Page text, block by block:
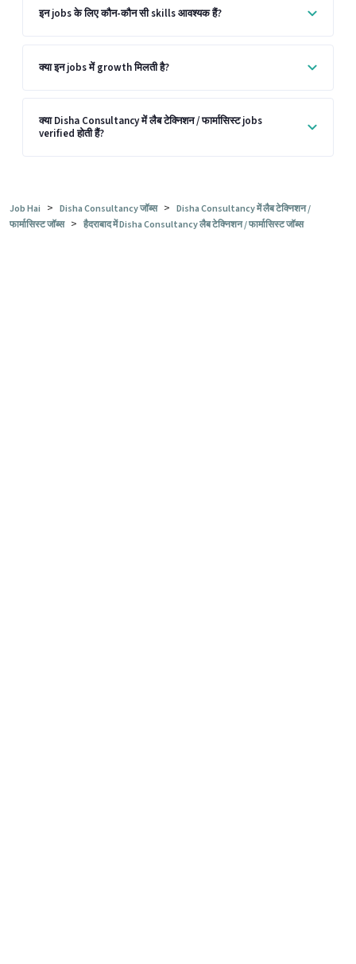
इन jobs के लिए कौन-कौन सी skills आवश्यक हैं?
क्या इन jobs में growth मिलती है?
क्या Disha Consultancy में लैब टेक्निशन / फार्मासिस्ट jobs
verified होती हैं?
Job Hai > Disha Consultancy जॉब्स > Disha Consultancy में लैब टेक्निशन /
फार्मासिस्ट जॉब्स > हैदराबाद में Disha Consultancy लैब टेक्निशन / फार्मासिस्ट जॉब्स